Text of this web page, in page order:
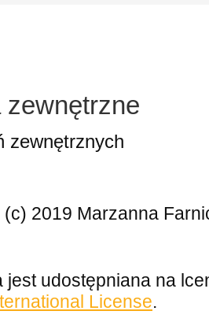
zewnętrzne
zewnętrznych
2019 Marzanna
jest udostępniana na
License.